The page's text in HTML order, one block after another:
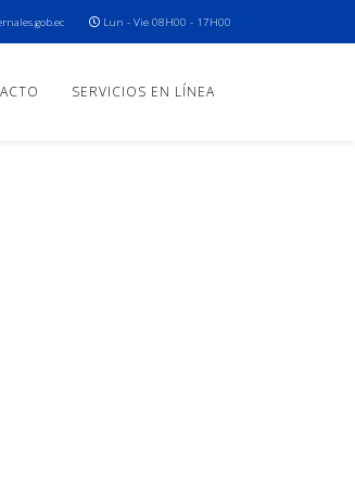
Lun - Vie 08H00 - 17H00
SERVICIOS EN LÍNEA